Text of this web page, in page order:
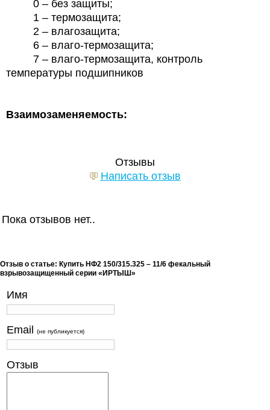
0 – без защиты;
1 – термозащита;
2 – влагозащита;
6 – влаго-термозащита;
7 – влаго-термозащита, контроль
температуры подшипников
Взаимозаменяемость:
Отзывы
Написать отзыв
Пока отзывов нет..
Отзыв о статье: Купить НФ2 150/315.325 – 11/6 фекальный
взрывозащищенный серии «ИРТЫШ»
Имя
Email (не публикуется)
Отзыв